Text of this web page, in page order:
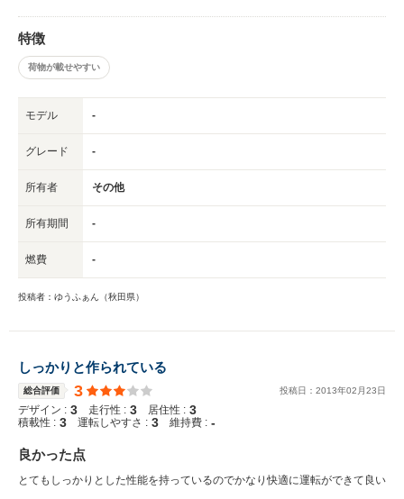
特徴
荷物が載せやすい
モデル -
グレード -
所有者 その他
所有期間 -
燃費 -
投稿者：ゆうふぁん（秋田県）
しっかりと作られている
総合評価 3 投稿日： 2013年02 月23日
デザイン : 3 走行性 : 3 居住性 : 3
積載性 : 3 運転しやすさ : 3 維持費 : -
良かった点
とてもしっかりとした性能を持っているのでかなり快適に運転ができて良い